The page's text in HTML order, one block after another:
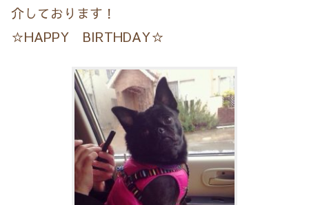
介しております！
☆HAPPY BIRTHDAY☆